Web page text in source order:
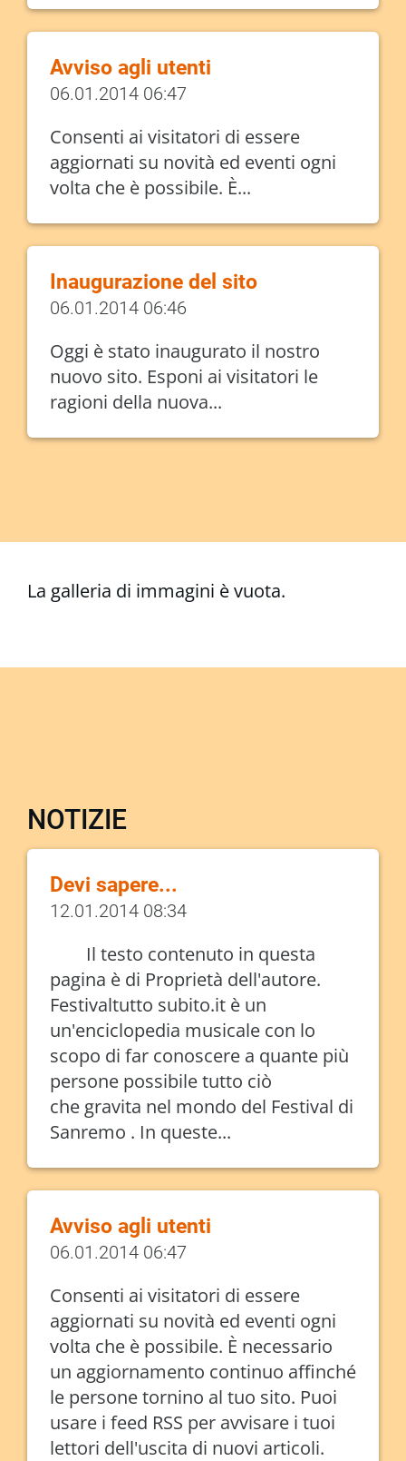
Avviso agli utenti
06.01.2014 06:47
Consenti ai visitatori di essere
aggiornati su novità ed eventi ogni
volta che è possibile. È...
Inaugurazione del sito
06.01.2014 06:46
Oggi è stato inaugurato il nostro
nuovo sito. Esponi ai visitatori le
ragioni della nuova...
La galleria di immagini è vuota.
NOTIZIE
Devi sapere...
12.01.2014 08:34
Il testo contenuto in questa
pagina è di Proprietà dell'autore.
Festivaltutto subito.it è un
un'enciclopedia musicale con lo
scopo di far conoscere a quante più
persone possibile tutto ciò
che gravita nel mondo del Festival di
Sanremo . In queste...
Avviso agli utenti
06.01.2014 06:47
Consenti ai visitatori di essere
aggiornati su novità ed eventi ogni
volta che è possibile. È necessario
un aggiornamento continuo affinché
le persone tornino al tuo sito. Puoi
usare i feed RSS per avvisare i tuoi
lettori dell'uscita di nuovi articoli.